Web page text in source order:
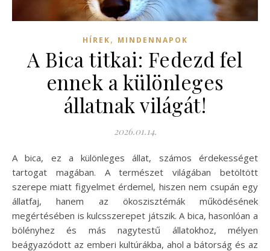
HÍREK, MINDENNAPOK
A Bica titkai: Fedezd fel
ennek a különleges
állatnak világát!
2026.01.14.
A bica, ez a különleges állat, számos érdekességet
tartogat magában. A természet világában betöltött
szerepe miatt figyelmet érdemel, hiszen nem csupán egy
állatfaj, hanem az ökoszisztémák működésének
megértésében is kulcsszerepet játszik. A bica, hasonlóan a
bölényhez és más nagytestű állatokhoz, mélyen
beágyazódott az emberi kultúrákba, ahol a bátorság és az